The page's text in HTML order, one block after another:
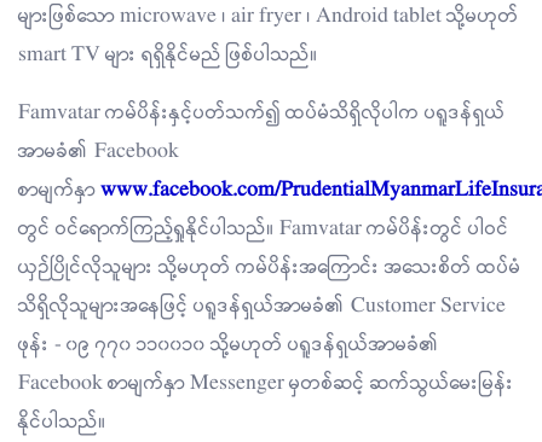
များဖြစ်သော microwave ၊ air fryer ၊ Android tablet သို့မဟုတ်
smart TV များ ရရှိနိုင်မည် ဖြစ်ပါသည်။
Famvatar ကမ်ပိန်းနှင့်ပတ်သက်၍ ထပ်မံသိရှိလိုပါက ပရူဒန်ရှယ်
အာမခံ၏ Facebook
စာမျက်နှာwww.facebook.com/
တွင် ဝင်ရောက်ကြည့်ရှုနိုင်ပါသည်။ Famvatar ကမ်ပိန်းတွင် ပါဝင်
ယှဉ်ပြိုင်လိုသူများ သို့မဟုတ် ကမ်ပိန်းအကြောင်း အသေးစိတ် ထပ်မံ
သိရှိလိုသူများအနေဖြင့် ပရူဒန်ရှယ်အာမခံ၏ Customer Service
ဖုန်း - ၀၉ ၇၇၀ ၁၁၀၀၁၀ သို့မဟုတ် ပရူဒန်ရှယ်အာမခံ၏
Facebook စာမျက်နှာ Messenger မှတစ်ဆင့် ဆက်သွယ်မေးမြန်း
နိုင်ပါသည်။